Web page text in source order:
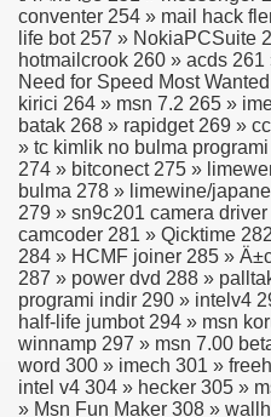
conventer 254 » mail hack
life bot 257 » NokiaPCSuite
hotmailcrook 260 » acds
Need for Speed Most
kirici 264 » msn 7.2 265 »
batak 268 » rapidget 269 »
» tc kimlik no bulma
274 » bitconect 275 »
bulma 278 » limewine/
279 » sn9c201 camera
camcoder 281 » Qicktime
284 » HCMF joiner 285 »
287 » power dvd 288 »
programi indir 290 » intelv4
half-life jumbot 294 » msn
winnamp 297 » msn 7.00
word 300 » imech 301 »
intel v4 304 » hecker 305 »
» Msn Fun Maker 308 »